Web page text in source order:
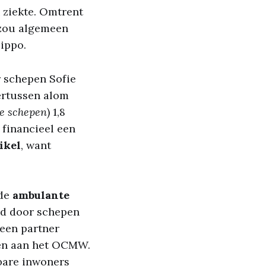
Omtrent
algemeen
Sofie
alom
schepen) 1,8
een
, want
ambulante
door schepen
partner
aan het OCMW.
inwoners